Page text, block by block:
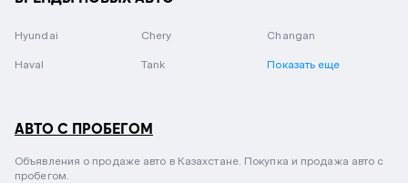
Hyundai Chery Changan
Haval Tank Показать еще
АВТО С ПРОБЕГОМ
Объявления о продаже авто в Казахстане. Покупка и продажа авто с
пробегом.